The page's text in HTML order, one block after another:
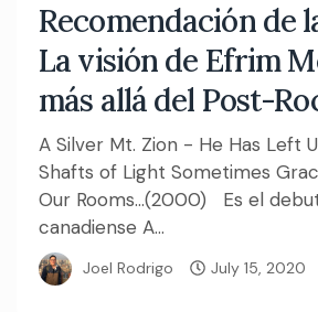
Recomendación de
La visión de Efrim
más allá del Post-
A Silver Mt. Zion - He Has Left
Shafts of Light Sometimes
Our Rooms...(2000) Es el
canadiense A...
Joel Rodrigo July 15, 2020